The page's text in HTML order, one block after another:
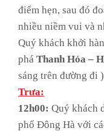
điểm hẹn, sau đó
nhiều niềm vui và
Quý khách khởi
phá Thanh Hóa –
sáng trên đường đi
Trưa:
12h00: Quý khách
phố Đông Hà với